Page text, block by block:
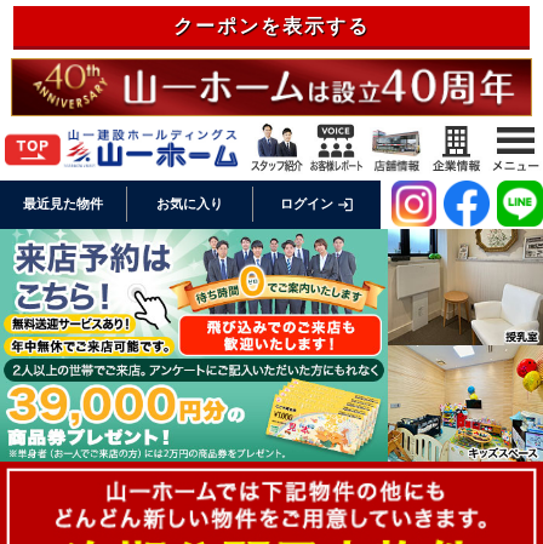
クーポンを表示する
最近見た物件 お気に入り ログイン login